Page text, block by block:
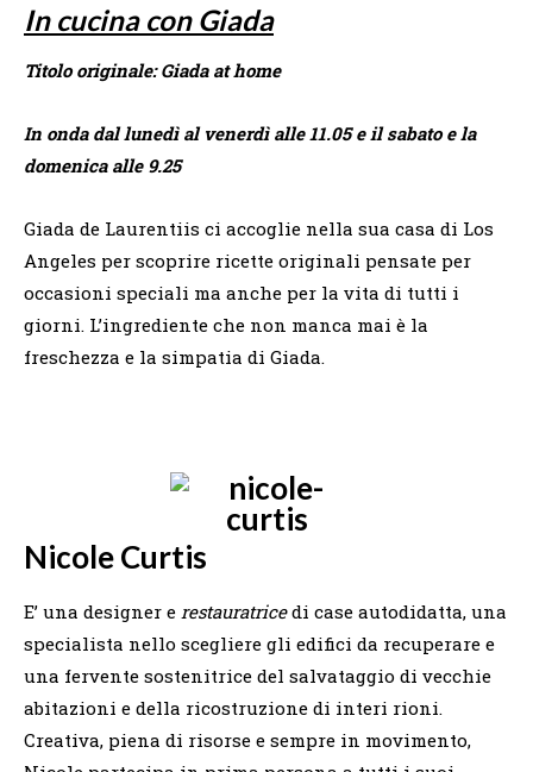
In cucina con Giada
Titolo originale: Giada at home
In onda dal lunedì al venerdì alle 11.05 e il sabato e la
domenica alle 9.25
Giada de Laurentiis ci accoglie nella sua casa di Los
Angeles per scoprire ricette originali pensate per
occasioni speciali ma anche per la vita di tutti i
giorni. L’ingrediente che non manca mai è la
freschezza e la simpatia di Giada.
Nicole Curtis
E’ una designer e restauratricedi case autodidatta, una
specialista nello scegliere gli edifici da recuperare e
una fervente sostenitrice del salvataggio di vecchie
abitazioni e della ricostruzione di interi rioni.
Creativa, piena di risorse e sempre in movimento,